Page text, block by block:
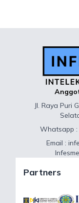
Jl. Raya Puri
Whatsapp :
Email :
Partners